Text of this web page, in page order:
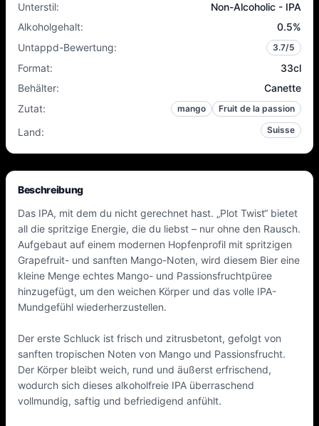
Unterstil:
Non-Alcoholic - IPA
Alkoholgehalt: 0.5%
Untappd-Bewertung: 3.7/5
Format:
33cl
Behälter:
Canette
Zutat: mango Fruit de la passion
Land: Suisse
Beschreibung
Das IPA, mit dem du nicht gerechnet hast. „Plot Twist“ bietet
all die spritzige Energie, die du liebst – nur ohne den Rausch.
Aufgebaut auf einem modernen Hopfenprofil mit spritzigen
Grapefruit- und sanften Mango-Noten, wird diesem Bier eine
kleine Menge echtes Mango- und Passionsfruchtpüree
hinzugefügt, um den weichen Körper und das volle IPA-
Mundgefühl wiederherzustellen.
Der erste Schluck ist frisch und zitrusbetont, gefolgt von
sanften tropischen Noten von Mango und Passionsfrucht.
Der Körper bleibt weich, rund und äußerst erfrischend,
wodurch sich dieses alkoholfreie IPA überraschend
vollmundig, saftig und befriedigend anfühlt.